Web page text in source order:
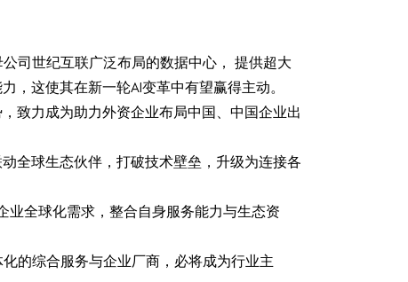
司世纪互联广泛布局的数据中心， 提供超大
，这使其在新一轮AI变革中有望赢得主动。
致力成为助力外资企业布局中国、中国企业出
全球生态伙伴，打破技术壁垒，升级为连接各
业全球化需求，整合自身服务能力与生态资
的综合服务与企业厂商，必将成为行业主